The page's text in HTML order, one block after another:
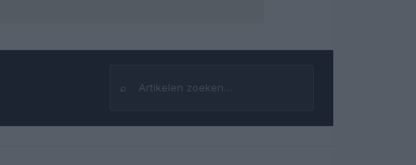
⌕
Zoeken